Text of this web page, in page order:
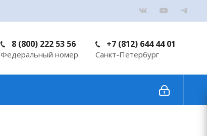
8 (800) 222 53 56
Федеральный номер
+7 (812) 644 44 01
Санкт-Петербург